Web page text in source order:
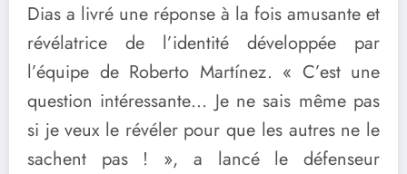
Dias a livré une réponse à la fois amusante et
révélatrice de l’identité développée par
l’équipe de Roberto Martínez. « C’est une
question intéressante… Je ne sais même pas
si je veux le révéler pour que les autres ne le
sachent pas ! », a lancé le défenseur